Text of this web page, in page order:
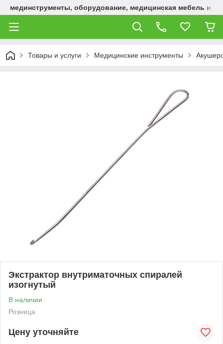
мединструменты, оборудование, медицинская мебель и
Товары и услуги Медицинские инструменты
Экстрактор внутриматочных спиралей
изогнутый
В наличии
Розница
Цену уточняйте